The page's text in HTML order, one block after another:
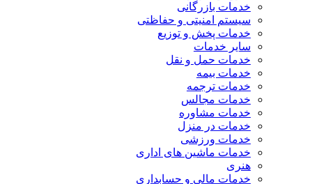
خدمات بازرگانی
سیستم امنیتی و حفاظتی
خدمات پخش و توزیع
سایر خدمات
خدمات حمل و نقل
خدمات بیمه
خدمات ترجمه
خدمات مجالس
خدمات مشاوره
خدمات در منزل
خدمات ورزشی
خدمات ماشین های اداری
هنری
خدمات مالی و حسابداری